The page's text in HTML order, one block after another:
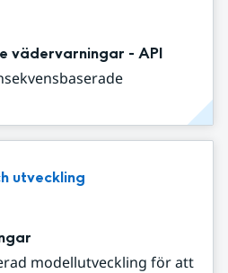
vädervarningar - API
utveckling
modellutveckling för att